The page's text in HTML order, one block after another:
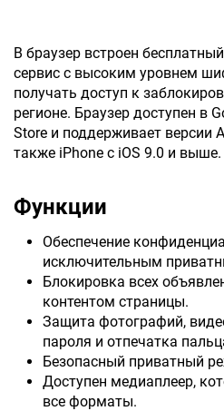
В браузер встроен
сервис с высоким уровнем
получать доступ к
регионе. Браузер доступен в
Store и поддерживает версии
также iPhone с iOS 9.0 и выше.
Функции
Обеспечение
исключительным
Блокировка всех
контентом страницы.
Защита фотографий,
пароля и отпечатка
Безопасный приватный
Доступен медиаплеер,
все форматы.